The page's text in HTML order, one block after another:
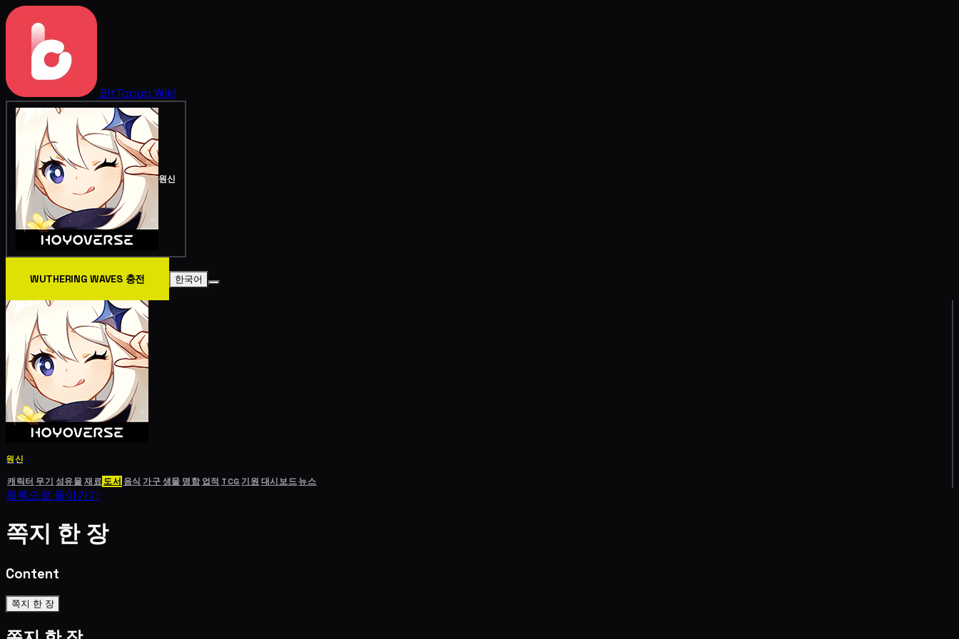
BitTopup Wiki
원신
WUTHERING WAVES 충전 한국어
원신
캐릭터 무기 성유물재료도서 음식 가구생물 명함 업적 TCG기원 대시보드뉴스
목록으로 돌아가기
쪽지 한 장
Content
쪽지 한 장